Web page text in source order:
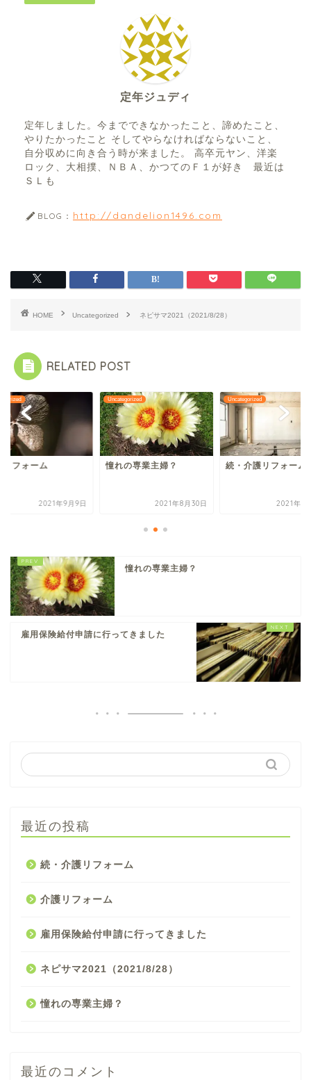
定年ジュディ
定年しました。今までできなかったこと、諦めたこと、
やりたかったこと そしてやらなければならないこと、
自分収めに向き合う時が来ました。 高卒元ヤン、洋楽
ロック、大相撲、ＮＢＡ、かつてのＦ１が好き 最近は
ＳＬも
BLOG： http://dandelion1496.com
HOME Uncategorized ネピサマ2021（2021/8/28）
RELATED POST
リフォーム
2021年9月9日
Uncategorized
憧れの専業主婦？
2021年8月30日
Uncategorized
続・介護リフォーム
2021年11
憧れの専業主婦？
雇用保険給付申請に行ってきました
最近の投稿
続・介護リフォーム
介護リフォーム
雇用保険給付申請に行ってきました
ネピサマ2021（2021/8/28）
憧れの専業主婦？
最近のコメント